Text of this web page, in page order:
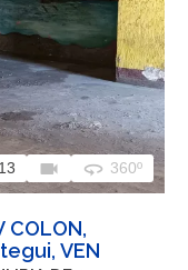
videocam 360 360º
COLON,
VEN